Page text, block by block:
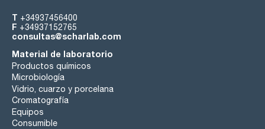
T +34937456400
F +34937152765
consultas@scharlab.com
Material de laboratorio
Productos químicos
Microbiología
Vidrio, cuarzo y porcelana
Cromatografía
Equipos
Consumible